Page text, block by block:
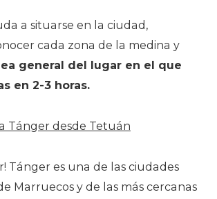
a situarse en la ciudad,
cada zona de la medina y
general del lugar en el que
en 2-3 horas.
Tánger desde Tetuán
Tánger es una de las ciudades
Marruecos y de las más cercanas